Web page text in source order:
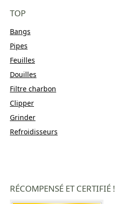
TOP
Bangs
Pipes
Feuilles
Douilles
Filtre charbon
Clipper
Grinder
Refroidisseurs
RÉCOMPENSÉ ET CERTIFIÉ !